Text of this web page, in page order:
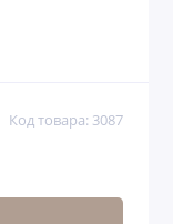
Код товара: 3087